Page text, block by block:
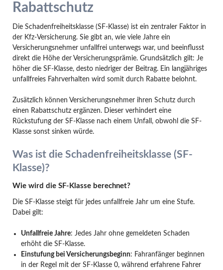
Rabattschutz
Die Schadenfreiheitsklasse (SF-Klasse) ist ein zentraler Faktor in
der Kfz-Versicherung. Sie gibt an, wie viele Jahre ein
Versicherungsnehmer unfallfrei unterwegs war, und beeinflusst
direkt die Höhe der Versicherungsprämie. Grundsätzlich gilt: Je
höher die SF-Klasse, desto niedriger der Beitrag. Ein langjähriges
unfallfreies Fahrverhalten wird somit durch Rabatte belohnt.
Zusätzlich können Versicherungsnehmer ihren Schutz durch
einen Rabattschutz ergänzen. Dieser verhindert eine
Rückstufung der SF-Klasse nach einem Unfall, obwohl die SF-
Klasse sonst sinken würde.
Was ist die Schadenfreiheitsklasse (SF-
Klasse)?
Wie wird die SF-Klasse berechnet?
Die SF-Klasse steigt für jedes unfallfreie Jahr um eine Stufe.
Dabei gilt:
Unfallfreie Jahre: Jedes Jahr ohne gemeldeten Schaden
erhöht die SF-Klasse.
Einstufung bei Versicherungsbeginn: Fahranfänger beginnen
in der Regel mit der SF-Klasse 0, während erfahrene Fahrer